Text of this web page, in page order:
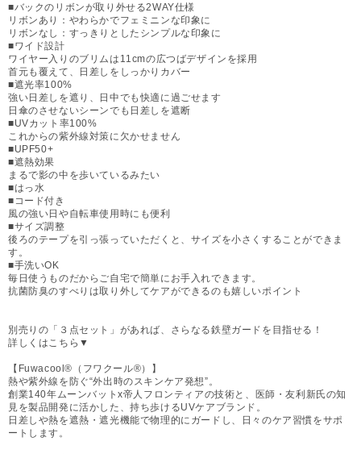
■バックのリボンが取り外せる2WAY仕様
リボンあり：やわらかでフェミニンな印象に
リボンなし：すっきりとしたシンプルな印象に
■ワイド設計
ワイヤー入りのブリムは11cmの広つばデザインを採用
首元も覆えて、日差しをしっかりカバー
■遮光率100%
強い日差しを遮り、日中でも快適に過ごせます
日傘のさせないシーンでも日差しを遮断
■UVカット率100%
これからの紫外線対策に欠かせません
■UPF50+
■遮熱効果
まるで影の中を歩いているみたい
■はっ水
■コード付き
風の強い日や自転車使用時にも便利
■サイズ調整
後ろのテープを引っ張っていただくと、サイズを小さくすることができま
す。
■手洗いOK
毎日使うものだからご自宅で簡単にお手入れできます。
抗菌防臭のすべりは取り外してケアができるのも嬉しいポイント
別売りの「３点セット」があれば、さらなる鉄壁ガードを目指せる！
詳しくはこちら▼
【Fuwacool®（フワクール®）】
熱や紫外線を防ぐ“外出時のスキンケア発想”。
創業140年ムーンバットx帝人フロンティアの技術と、医師・友利新氏の知
見を製品開発に活かした、持ち歩けるUVケアブランド。
日差しや熱を遮熱・遮光機能で物理的にガードし、日々のケア習慣をサポ
ートします。